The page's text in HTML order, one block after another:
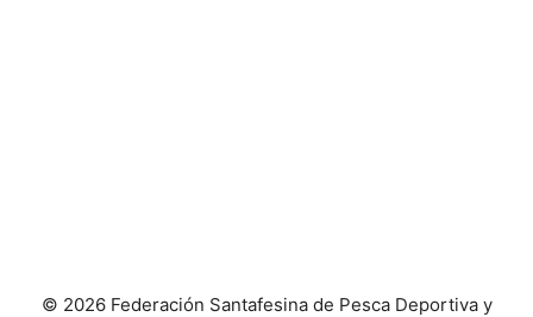
© 2026 Federación Santafesina de Pesca Deportiva y